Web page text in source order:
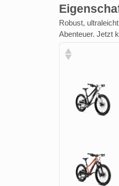
Robust,
Abenteuer. Jetzt